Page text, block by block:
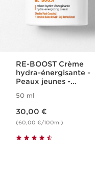
RE-BOOST Crème
hydra-énergisante -
Peaux jeunes -
50 ml
30,00 €
(60,00 €/100ml)